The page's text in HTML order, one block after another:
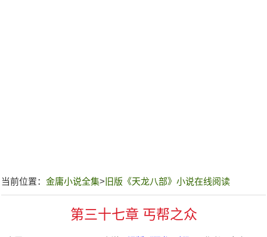
当前位置： 金庸小说全集> 旧版《天龙八部》小说在线阅读
第三十七章 丐帮之众